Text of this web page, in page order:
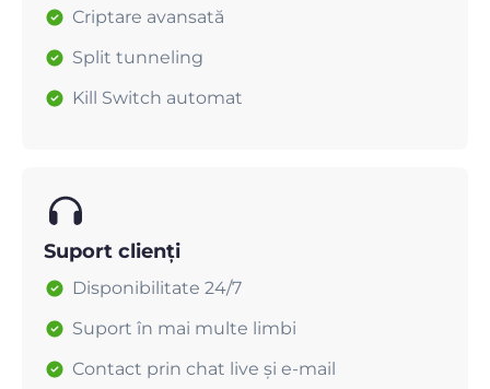
Criptare avansată
Split tunneling
Kill Switch automat
Suport clienți
Disponibilitate 24/7
Suport în mai multe limbi
Contact prin chat live și e-mail